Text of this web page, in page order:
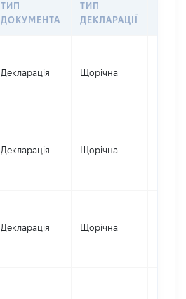
ТИП
ДОКУМЕНТА
ТИП
ДЕКЛАРАЦІЇ
Декларація Щорічна 2025
Декларація Щорічна 2024
Декларація Щорічна 2023